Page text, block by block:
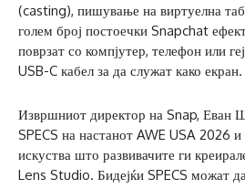
(casting), пишување на виртуелна
голем број постоечки Snapchat
поврзат со компјутер, телефон или
USB-C кабел за да служат како екран.
Извршниот директор на Snap, Еван
SPECS на настанот AWE USA 2026
искуства што развивачите ги
Lens Studio. Бидејќи SPECS можат